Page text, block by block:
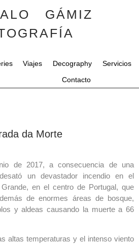
GÁMIZ
Viajes Decography
Servicios
Contacto
da Morte
de 2017, a consecuencia de una
un devastador incendio en el
en el centro de Portugal, que
de enormes áreas de bosque,
y aldeas causando la muerte a 66
altas temperaturas y el intenso viento